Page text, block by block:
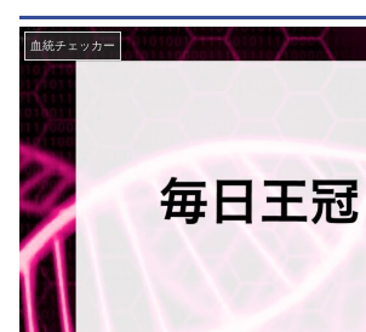
血統チェッカー